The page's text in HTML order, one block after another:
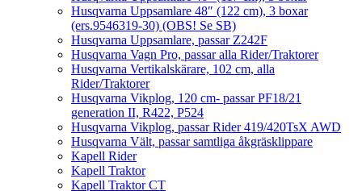
Husqvarna Uppsamlare 48″ (122 cm), 3 boxar
(ers.9546319-30) (OBS! Se SB)
Husqvarna Uppsamlare, passar Z242F
Husqvarna Vagn Pro, passar alla Rider/Traktorer
Husqvarna Vertikalskärare, 102 cm, alla
Rider/Traktorer
Husqvarna Vikplog, 120 cm- passar PF18/21
generation II, R422, P524
Husqvarna Vikplog, passar Rider 419/420TsX AWD
Husqvarna Vält, passar samtliga åkgräsklippare
Kapell Rider
Kapell Traktor
Kapell Traktor CT